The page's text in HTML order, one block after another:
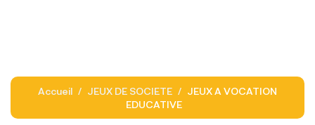
Accueil JEUX DE SOCIETE
JEUX A VOCATION
EDUCATIVE